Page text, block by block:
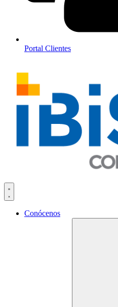
Portal Clientes
Conócenos